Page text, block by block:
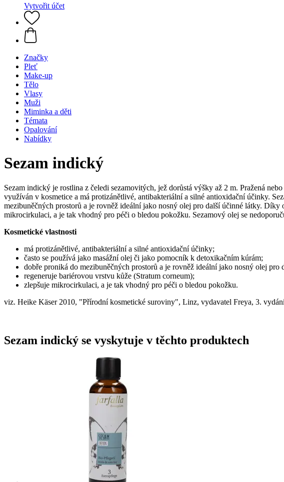
Vytvořit účet
Značky
Pleť
Make-up
Tělo
Vlasy
Muži
Miminka a děti
Témata
Opalování
Nabídky
Sezam indický
Sezam indický je rostlina z čeledi sezamovitých, jež dorůstá výšky až 2 m. Pražená
využíván v kosmetice a má protizánětlivé, antibakteriální a silné antioxidační účinky.
mezibuněčných prostorů a je rovněž ideální jako nosný olej pro další účinné látky.
mikrocirkulaci, a je tak vhodný pro péči o bledou pokožku. Sezamový olej se
Kosmetické vlastnosti
má protizánětlivé, antibakteriální a silné antioxidační účinky;
často se používá jako masážní olej či jako pomocník k detoxikačním kúrám;
dobře proniká do mezibuněčných prostorů a je rovněž ideální jako nosný olej pro
regeneruje bariérovou vrstvu kůže (Stratum corneum);
zlepšuje mikrocirkulaci, a je tak vhodný pro péči o bledou pokožku.
viz. Heike Käser 2010, "Přírodní kosmetické suroviny", Linz, vydavatel Freya, 3.
Sezam indický se vyskytuje v těchto produktech